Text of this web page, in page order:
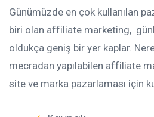
Günümüzde en çok kullanılan
biri olan affiliate marketing,
oldukça geniş bir yer kaplar.
mecradan yapılabilen affiliate
site ve marka pazarlaması için